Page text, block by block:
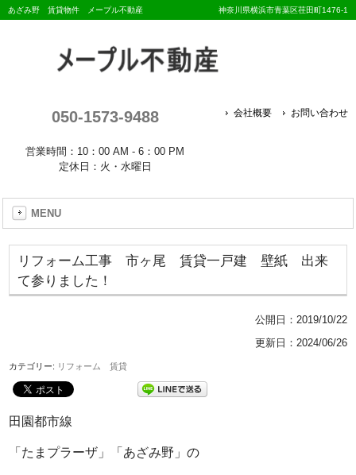
あざみ野 賃貸物件 メープル不動産 神奈川県横浜市青葉区荏田町1476-1
050-1573-9488
営業時間：10：00 AM - 6：00 PM
定休日：火・水曜日
会社概要 お問い合わせ
MENU
リフォーム工事 市ヶ尾 賃貸一戸建 壁紙 出来
て参りました！
公開日： 2019/10/22
更新日：2024/06/26
カテゴリー: リフォーム 賃貸
田園都市線
「たまプラーザ」「あざみ野」の